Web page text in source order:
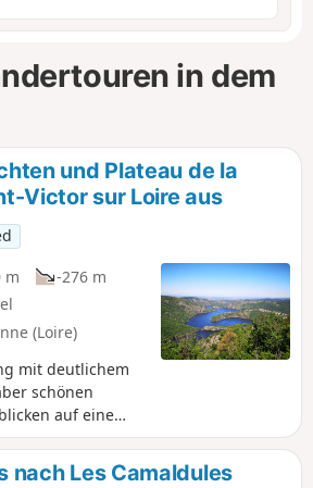
in dem
und Plateau de la
Victor sur Loire aus
m
-276 m
(Loire)
mit deutlichem
schönen
auf eine
die einige
nach Les Camaldules